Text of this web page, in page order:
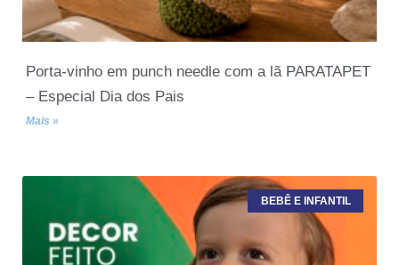
Porta-vinho em punch needle com a lã PARATAPET
– Especial Dia dos Pais
Mais »
BEBÊ E INFANTIL